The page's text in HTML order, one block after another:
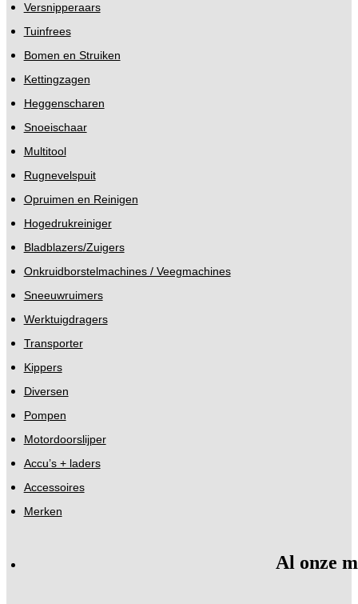
Versnipperaars
Tuinfrees
Bomen en Struiken
Kettingzagen
Heggenscharen
Snoeischaar
Multitool
Rugnevelspuit
Opruimen en Reinigen
Hogedrukreiniger
Bladblazers/Zuigers
Onkruidborstelmachines / Veegmachines
Sneeuwruimers
Werktuigdragers
Transporter
Kippers
Diversen
Pompen
Motordoorslijper
Accu’s + laders
Accessoires
Merken
Al onze